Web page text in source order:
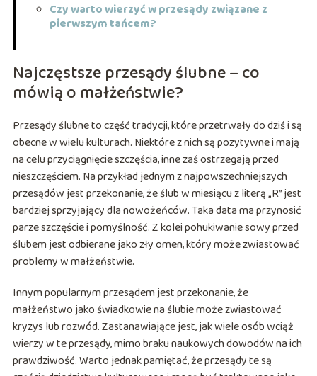
Czy warto wierzyć w przesądy związane z
pierwszym tańcem?
Najczęstsze przesądy ślubne – co
mówią o małżeństwie?
Przesądy ślubne to część tradycji, które przetrwały do dziś i są
obecne w wielu kulturach. Niektóre z nich są pozytywne i mają
na celu przyciągnięcie szczęścia, inne zaś ostrzegają przed
nieszczęściem. Na przykład jednym z najpowszechniejszych
przesądów jest przekonanie, że ślub w miesiącu z literą „R” jest
bardziej sprzyjający dla nowożeńców. Taka data ma przynosić
parze szczęście i pomyślność. Z kolei pohukiwanie sowy przed
ślubem jest odbierane jako zły omen, który może zwiastować
problemy w małżeństwie.
Innym popularnym przesądem jest przekonanie, że
małżeństwo jako świadkowie na ślubie może zwiastować
kryzys lub rozwód. Zastanawiające jest, jak wiele osób wciąż
wierzy w te przesądy, mimo braku naukowych dowodów na ich
prawdziwość. Warto jednak pamiętać, że przesądy te są